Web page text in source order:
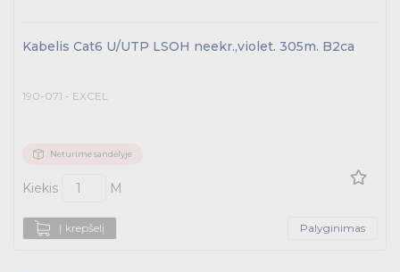
Kabelis Cat6 U/UTP LSOH neekr.,violet. 305m. B2ca
190-071 - EXCEL
Neturime sandėlyje
Kiekis M
Į krepšelį Palyginimas